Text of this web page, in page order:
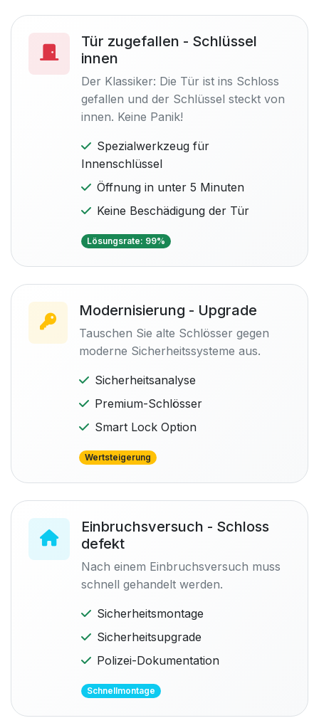
Tür zugefallen - Schlüssel
innen
Der Klassiker: Die Tür ist ins Schloss
gefallen und der Schlüssel steckt von
innen. Keine Panik!
Spezialwerkzeug für
Innenschlüssel
Öffnung in unter 5 Minuten
Keine Beschädigung der Tür
Lösungsrate: 99%
Modernisierung - Upgrade
Tauschen Sie alte Schlösser gegen
moderne Sicherheitssysteme aus.
Sicherheitsanalyse
Premium-Schlösser
Smart Lock Option
Wertsteigerung
Einbruchsversuch - Schloss
defekt
Nach einem Einbruchsversuch muss
schnell gehandelt werden.
Sicherheitsmontage
Sicherheitsupgrade
Polizei-Dokumentation
Schnellmontage